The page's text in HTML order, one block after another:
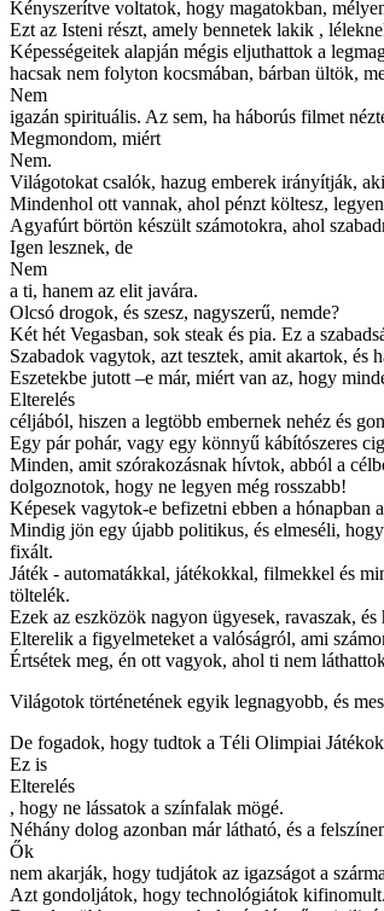
Kényszerítve voltatok, hogy magatokban,
Ezt az Isteni részt, amely bennetek lakik ,
Képességeitek alapján mégis eljuthattok a
hacsak nem folyton kocsmában, bárban ültök,
Nem
igazán spirituális. Az sem, ha háborús filmet
Megmondom, miért
Nem.
Világotokat csalók, hazug emberek irányítják,
Mindenhol ott vannak, ahol pénzt költesz,
Agyafúrt börtön készült számotokra, ahol
Igen lesznek, de
Nem
a ti, hanem az elit javára.
Olcsó drogok, és szesz, nagyszerű, nemde?
Két hét Vegasban, sok steak és pia. Ez a
Szabadok vagytok, azt tesztek, amit akartok, és
Eszetekbe jutott –e már, miért van az, hogy
Elterelés
céljából, hiszen a legtöbb embernek nehéz és
Egy pár pohár, vagy egy könnyű kábítószeres
Minden, amit szórakozásnak hívtok, abból a
dolgoznotok, hogy ne legyen még rosszabb!
Képesek vagytok-e befizetni ebben a hónapban
Mindig jön egy újabb politikus, és elmeséli,
fixált.
Játék - automatákkal, játékokkal, filmekkel és
töltelék.
Ezek az eszközök nagyon ügyesek, ravaszak,
Elterelik a figyelmeteket a valóságról, ami
Értsétek meg, én ott vagyok, ahol ti nem
Világotok történetének egyik legnagyobb, és
De fogadok, hogy tudtok a Téli Olimpiai
Ez is
Elterelés
, hogy ne lássatok a színfalak mögé.
Néhány dolog azonban már látható, és a
Ők
nem akarják, hogy tudjátok az igazságot a
Azt gondoljátok, hogy technológiátok